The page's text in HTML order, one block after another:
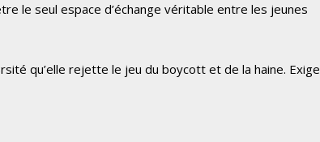
le seul espace d’échange véritable entre les jeunes
qu’elle rejette le jeu du boycott et de la haine. Exige